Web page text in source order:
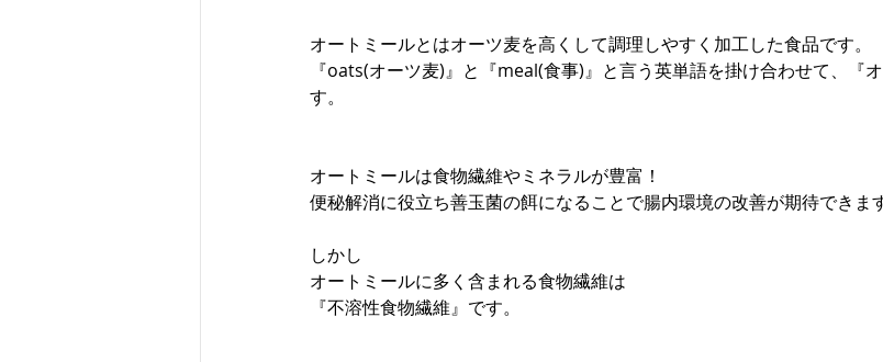
オートミールとはオーツ麦を高くして調理しやすく加工した食品です。
『oats(オーツ麦)』と『meal(食事)』と言う英単語を掛け合わせて、『
す。
オートミールは食物繊維やミネラルが豊富！
便秘解消に役立ち善玉菌の餌になることで腸内環境の改善が期待できます
しかし
オートミールに多く含まれる食物繊維は
『不溶性食物繊維』です。